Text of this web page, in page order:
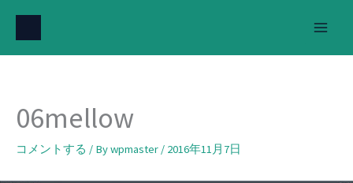
を
06mellow
コメントする / Bywpmaster / 2016年11月7日